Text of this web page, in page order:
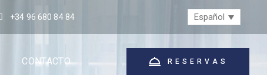
+34 96 680 84 84 Español
CONTACTO RESERVAS